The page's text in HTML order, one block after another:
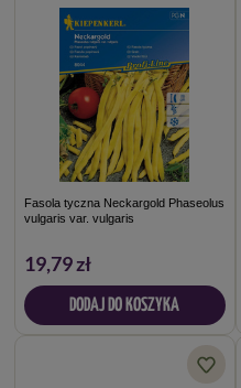
Fasola tyczna Neckargold Phaseolus
vulgaris var. vulgaris
19,79 zł
DODAJ DO KOSZYKA